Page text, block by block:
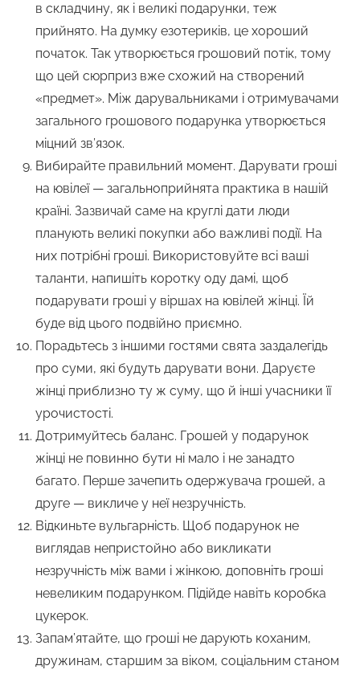
в складчину, як і великі подарунки, теж
прийнято. На думку езотериків, це хороший
початок. Так утворюється грошовий потік, тому
що цей сюрприз вже схожий на створений
«предмет». Між дарувальниками і отримувачами
загального грошового подарунка утворюється
міцний зв’язок.
Вибирайте правильний момент. Дарувати гроші
на ювілеї — загальноприйнята практика в нашій
країні. Зазвичай саме на круглі дати люди
планують великі покупки або важливі події. На
них потрібні гроші. Використовуйте всі ваші
таланти, напишіть коротку оду дамі, щоб
подарувати гроші у віршах на ювілей жінці. Їй
буде від цього подвійно приємно.
Порадьтесь з іншими гостями свята заздалегідь
про суми, які будуть дарувати вони. Даруєте
жінці приблизно ту ж суму, що й інші учасники її
урочистості.
Дотримуйтесь баланс. Грошей у подарунок
жінці не повинно бути ні мало і не занадто
багато. Перше зачепить одержувача грошей, а
друге — викличе у неї незручність.
Відкиньте вульгарність. Щоб подарунок не
виглядав непристойно або викликати
незручність між вами і жінкою, доповніть гроші
невеликим подарунком. Підійде навіть коробка
цукерок.
Запам’ятайте, що гроші не дарують коханим,
дружинам, старшим за віком, соціальним станом